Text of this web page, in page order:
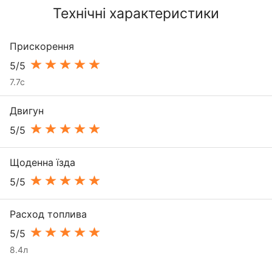
Технічні характеристики
Прискорення
5/5
7.7с
Двигун
5/5
Щоденна їзда
5/5
Расход топлива
5/5
8.4л